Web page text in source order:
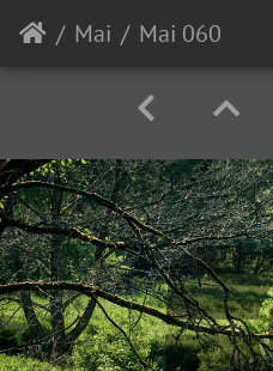
Mai Mai 060